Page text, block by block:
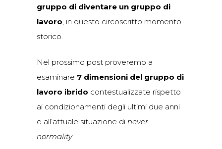
gruppo di diventare un gruppo di
lavoro , in questo circoscritto momento
storico.
Nel prossimo post proveremo a
esaminare 7 dimensioni del gruppo di
lavoro ibrido contestualizzate rispetto
ai condizionamenti degli ultimi due anni
e all’attuale situazione di never
normality.